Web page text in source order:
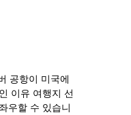
공항이 미국에
이유 여행지 선
우할 수 있습니